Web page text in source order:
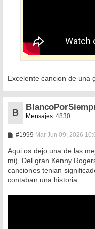
Excelente cancion de una
B Mensajes: 4830
#1999M
n
s
a
j
Mar Jun 09, 2026
Aqui os dejo una de las
mi). Del gran Kenny
canciones tenian
contaban una historia...